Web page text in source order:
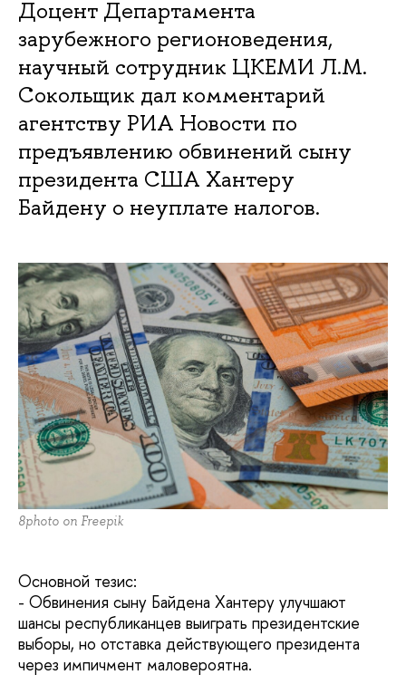
Доцент Департамента
зарубежного регионоведения,
научный сотрудник ЦКЕМИ Л.М.
Сокольщик дал комментарий
агентству РИА Новости по
предъявлению обвинений сыну
президента США Хантеру
Байдену о неуплате налогов.
8photo on Freepik
Основной тезис:
- Обвинения сыну Байдена Хантеру улучшают
шансы республиканцев выиграть президентские
выборы, но отставка действующего президента
через импичмент маловероятна.